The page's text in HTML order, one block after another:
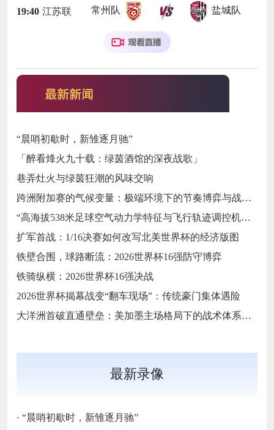
19:40 江苏联 常州队 盐城队
“晨哨初歇时，新雏逐月驰”
「醉看烽火九十载：绿茵酒馆的深夜战歌」
巷弄灶火与绿茵狂潮的风味交响
跨洲附加赛的气候变量：极端环境下的节奏博弈与战术自适应
“高海拔538米足球空气动力学特征与飞行轨迹调控机制——以2026世界杯BBVA球场为实证场景”
扩军首战：1/16决赛如何改写北美世界杯的经济版图
铁壁合围，球路断流：2026世界杯16强防守博弈
铁骑纵横：2026世界杯16强决战
2026世界杯揭幕战变“翻车现场”：传统豪门集体遇险
大洋洲首破直通壁垒：美加墨主场格局下的战术体系重构
最新录像
· “晨哨初歇时，新雏逐月驰”